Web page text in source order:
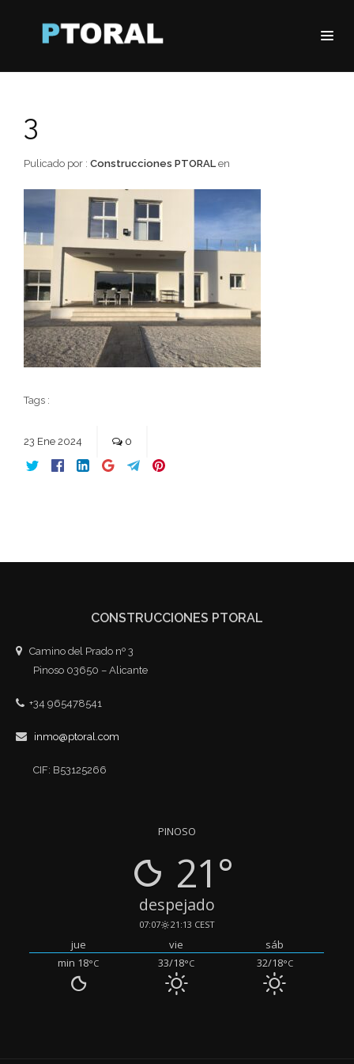
3
Pulicado por : Construcciones PTORAL en
Tags :
23 Ene 2024 0
CONSTRUCCIONES PTORAL
Camino del Prado nº 3
Pinoso 03650 – Alicante
+34 965478541
inmo@ptoral.com
CIF: B53125266
PINOSO
21°
despejado
07:07 21:13 CEST
jue vie
sáb
min 18°C 33/18°C 32/18°C